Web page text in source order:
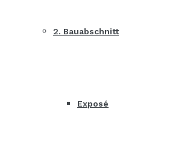
2. Bauabschnitt
Exposé